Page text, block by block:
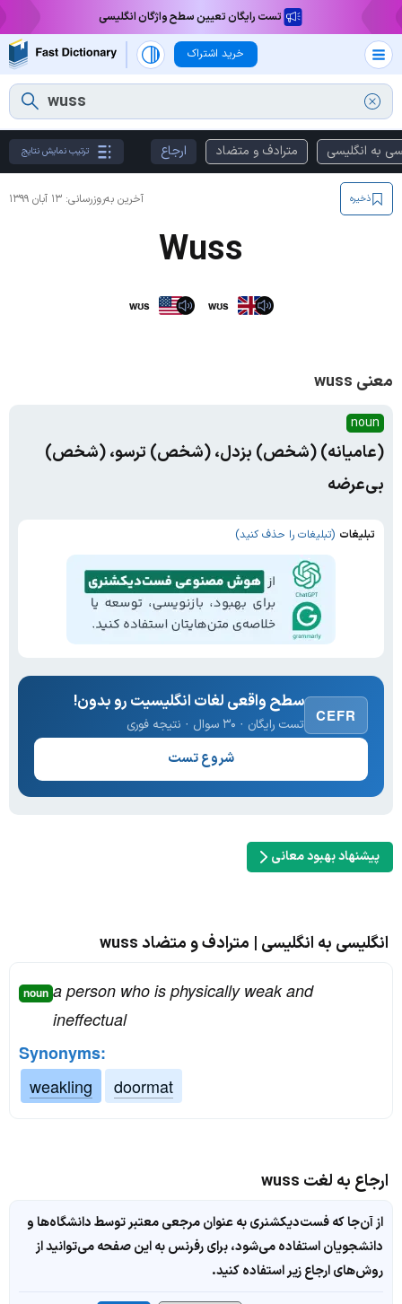
تست رایگان تعیین سطح واژگان انگلیسی
خرید اشتراک
به انگلیسی مترادف و متضاد ارجاع ترتیب نمایش نتایج
آخرین به‌روزرسانی: ۱۳ آبان ۱۳۹۹ ذخیره
Wuss
wʊs wʊs
معنی wuss
noun
(عامیانه) (شخص) بزدل، (شخص) ترسو، (شخص)
بی‌عرضه
تبلیغات (تبلیغات را حذف کنید)
CEFR
سطح واقعی لغات انگلیسیت رو بدون!
تست رایگان · ۳۰ سوال · نتیجه فوری
شروع تست
پیشنهاد بهبود معانی
انگلیسی به انگلیسی | مترادف و متضاد wuss
noun a person who is physically weak and
ineffectual
Synonyms:
weakling
doormat
ارجاع به لغت wuss
از آن‌جا که فست‌دیکشنری به عنوان مرجعی معتبر توسط دانشگاه‌ها و
دانشجویان استفاده می‌شود، برای رفرنس به این صفحه می‌توانید از
روش‌های ارجاع زیر استفاده کنید.